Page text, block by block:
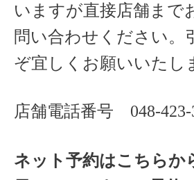
いますが直接店舗まで
問い合わせください。
ぞ宜しくお願いいたし
店舗電話番号 048-
ネット予約はこちらか